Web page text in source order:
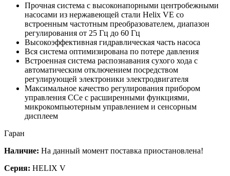
Прочная система с высоконапорными центробежными
насосами из нержавеющей стали Helix VE со
встроенным частотным преобразователем, диапазон
регулирования от 25 Гц до 60 Гц
Высокоэффективная гидравлическая часть насоса
Вся система оптимизирована по потере давления
Встроенная система распознавания сухого хода с
автоматическим отключением посредством
регулирующей электроники электродвигателя
Максимальное качество регулирования прибором
управления CCe с расширенными функциями,
микрокомпьютерным управлением и сенсорным
дисплеем
Гаран
Наличие: На данный момент поставка приостановлена!
Серия: HELIX V